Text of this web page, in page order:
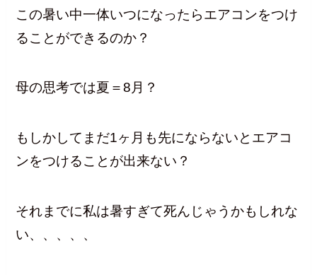
この暑い中一体いつになったらエアコンをつけ
ることができるのか？
母の思考では夏＝8月？
もしかしてまだ1ヶ月も先にならないとエアコ
ンをつけることが出来ない？
それまでに私は暑すぎて死んじゃうかもしれな
い、、、、、